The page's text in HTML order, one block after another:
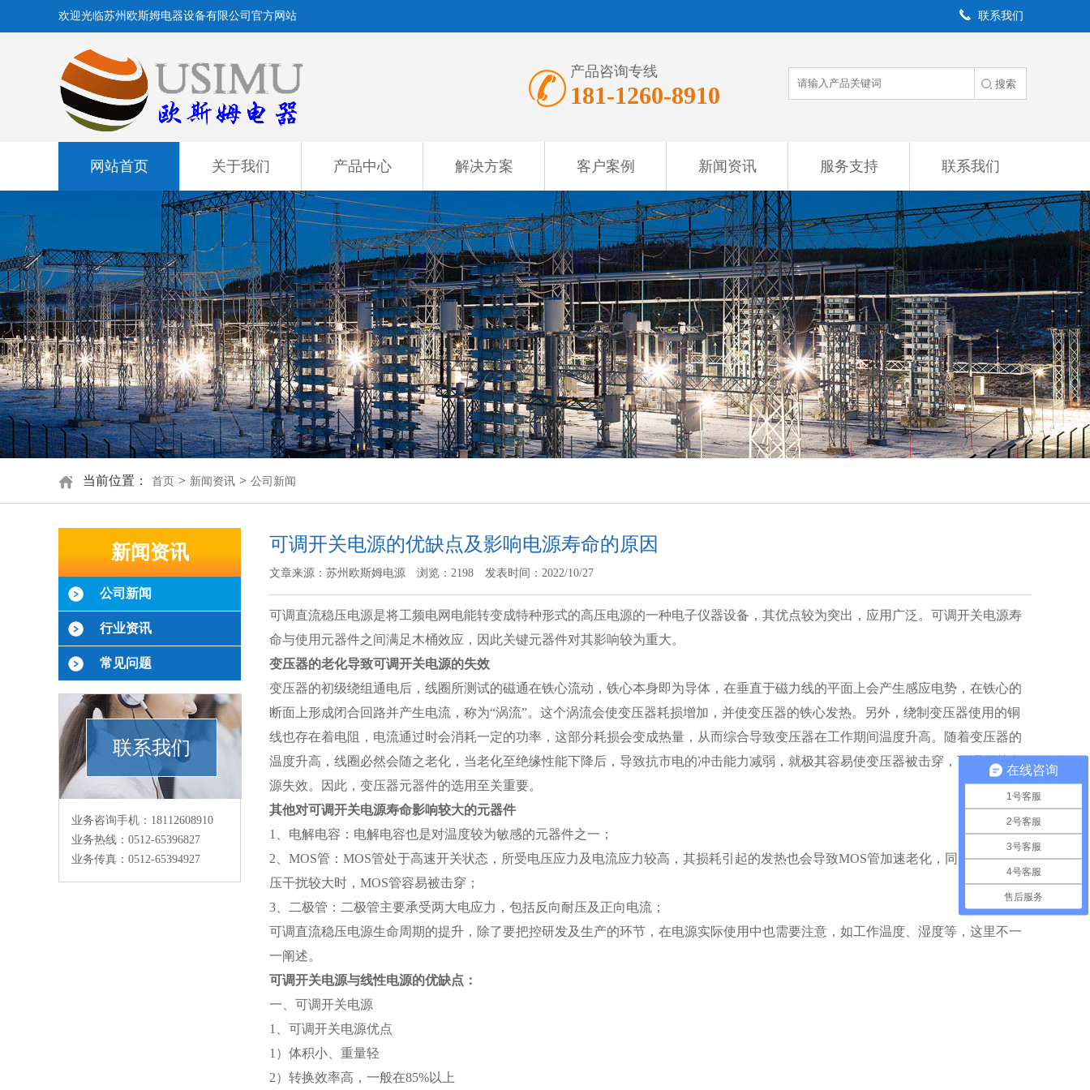
欢迎光临苏州欧斯姆电器设备有限公司官方网站 联系我们
产品咨询专线
181-1260-8910
网站首页 关于我们 产品中心 解决方案 客户案例 新闻资讯 服务支持 联系我们
当前位置： 首页 > 新闻资讯 > 公司新闻
新闻资讯
公司新闻
行业资讯
常见问题
联系我们
业务咨询手机：18112608910
业务热线：0512-65396827
业务传真：0512-65394927
可调开关电源的优缺点及影响电源寿命的原因
文章来源：苏州欧斯姆电源 浏览：2198 发表时间：2022/10/27
可调直流稳压电源是将工频电网电能转变成特种形式的高压电源的一种电子仪器设备，其优点较为突出，应用广泛。可调开关电源寿
命与使用元器件之间满足木桶效应，因此关键元器件对其影响较为重大。
变压器的老化导致可调开关电源的失效
变压器的初级绕组通电后，线圈所测试的磁通在铁心流动，铁心本身即为导体，在垂直于磁力线的平面上会产生感应电势，在铁心的
断面上形成闭合回路并产生电流，称为“涡流”。这个涡流会使变压器耗损增加，并使变压器的铁心发热。另外，绕制变压器使用的铜
线也存在着电阻，电流通过时会消耗一定的功率，这部分耗损会变成热量，从而综合导致变压器在工作期间温度升高。随着变压器的
温度升高，线圈必然会随之老化，当老化至绝缘性能下降后，导致抗市电的冲击能力减弱，就极其容易使变压器被击穿，可调开关电
源失效。因此，变压器元器件的选用至关重要。
其他对可调开关电源寿命影响较大的元器件
1、电解电容：电解电容也是对温度较为敏感的元器件之一；
2、MOS管：MOS管处于高速开关状态，所受电压应力及电流应力较高，其损耗引起的发热也会导致MOS管加速老化，同时当外部高
压干扰较大时，MOS管容易被击穿；
3、二极管：二极管主要承受两大电应力，包括反向耐压及正向电流；
可调直流稳压电源生命周期的提升，除了要把控研发及生产的环节，在电源实际使用中也需要注意，如工作温度、湿度等，这里不一
一阐述。
可调开关电源与线性电源的优缺点：
一、可调开关电源
1、可调开关电源优点
1）体积小、重量轻
2）转换效率高，一般在85%以上
在线咨询
1号客服
2号客服
3号客服
4号客服
售后服务